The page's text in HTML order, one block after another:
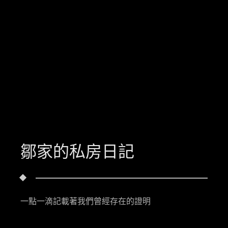
鄒家的私房日記
一點一滴記載著我們曾經存在的證明